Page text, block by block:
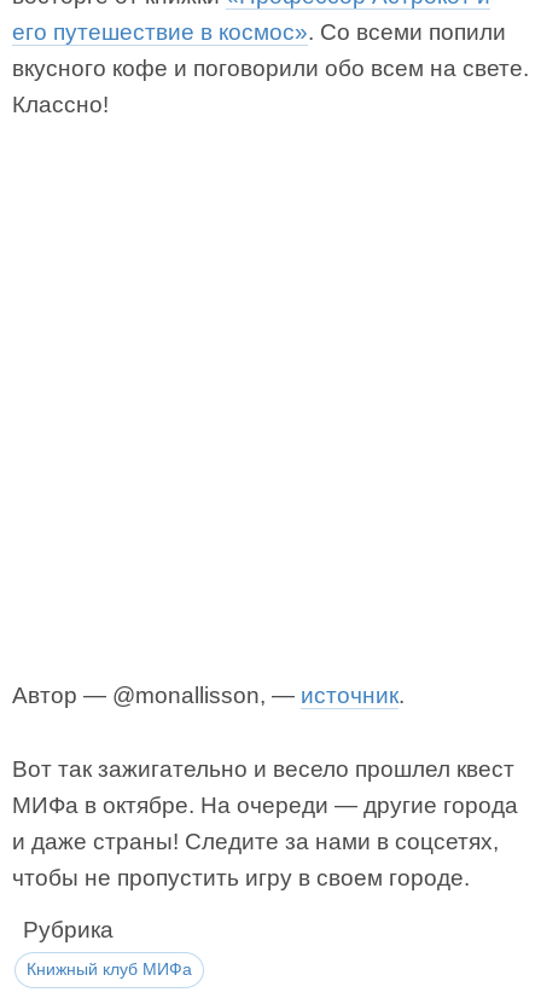
его путешествие в космос». Со всеми попили
вкусного кофе и поговорили обо всем на свете.
Классно!
Автор — @monallisson, — источник.
Вот так зажигательно и весело прошлел квест
МИФа в октябре. На очереди — другие города
и даже страны! Следите за нами в соцсетях,
чтобы не пропустить игру в своем городе.
Рубрика
Книжный клуб МИФа